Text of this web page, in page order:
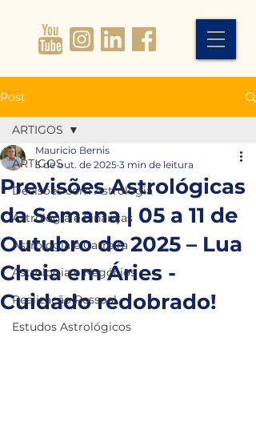
Post
ARTIGOS
Decisões com Astrologia
Astrologia e Finanças
Astrologia e Carreira
Astrologia e Negócios
Realização Pessoal
Estudos Astrológicos
ARTIGOS
Previsões Astrológicas
da Semana | 05 a 11 de
Outubro de 2025 – Lua
Cheia em Áries -
Cuidado redobrado!
Mauricio Bernis
5 de out. de 2025 3 min de leitura